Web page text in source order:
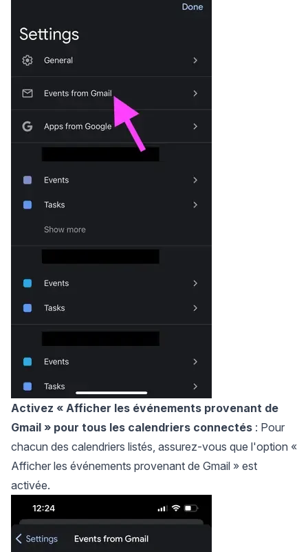
Activez « Afficher les événements provenant de
Gmail » pour tous les calendriers connectés : Pour
chacun des calendriers listés, assurez-vous que l'option «
Afficher les événements provenant de Gmail » est
activée.